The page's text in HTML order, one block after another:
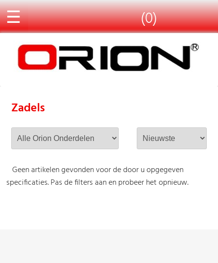
☰ (0)
Zadels
Geen artikelen gevonden voor de door u opgegeven
specificaties. Pas de filters aan en probeer het opnieuw.